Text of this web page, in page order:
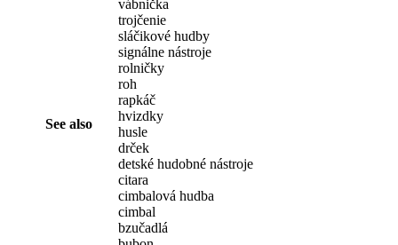
See also
vábnička
trojčenie
sláčikové hudby
signálne nástroje
rolničky
roh
rapkáč
hvizdky
husle
drček
detské hudobné nástroje
citara
cimbalová hudba
cimbal
bzučadlá